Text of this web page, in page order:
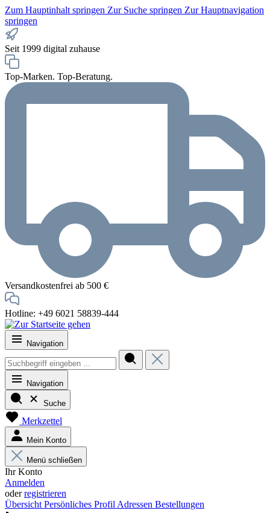
Zum Hauptinhalt springen Zur Suche springen Zur Hauptnavigation
springen
Seit 1999 digital zuhause
Top-Marken. Top-Beratung.
Versandkostenfrei ab 500 €
Hotline: +49 6021 58839-444
Navigation
Navigation
Suche
Merkzettel
Mein Konto
Menü schließen
Ihr Konto
Anmelden
oderregistrieren
Übersicht Persönliches Profil Adressen Bestellungen